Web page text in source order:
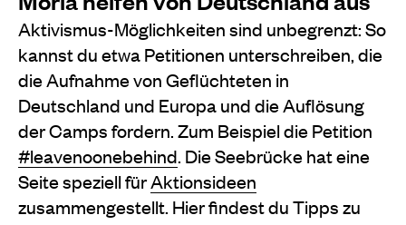
Aktivismus-Möglichkeiten sind unbegrenzt: So
kannst du etwa Petitionen unterschreiben, die
die Aufnahme von Geflüchteten in
Deutschland und Europa und die Auflösung
der Camps fordern. Zum Beispiel die Petition
#leavenoonebehind. Die Seebrücke hat eine
Seite speziell fürAktionsideen
zusammengestellt. Hier findest du Tipps zu